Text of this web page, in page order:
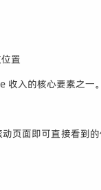
置
收入的核心要素之一
页面即可直接看到